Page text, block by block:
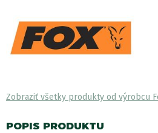
Zobraziť všetky produkty od výrobcu
POPIS PRODUKTU